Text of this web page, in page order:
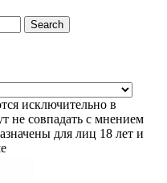
Search
исключительно в
не совпадать с мнением
для лиц 18 лет и